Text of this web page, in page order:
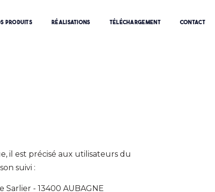
PRODUITS RÉALISATIONS TÉLÉCHARGEMENT CONTACT
il est précisé aux utilisateurs du
suivi :
Sarlier - 13400 AUBAGNE